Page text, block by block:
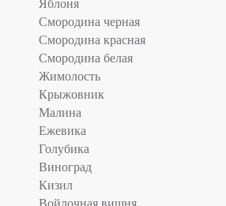
Смородина черная
Смородина красная
Смородина белая
Жимолость
Крыжовник
Малина
Ежевика
Голубика
Виноград
Кизил
Войлочная вишня